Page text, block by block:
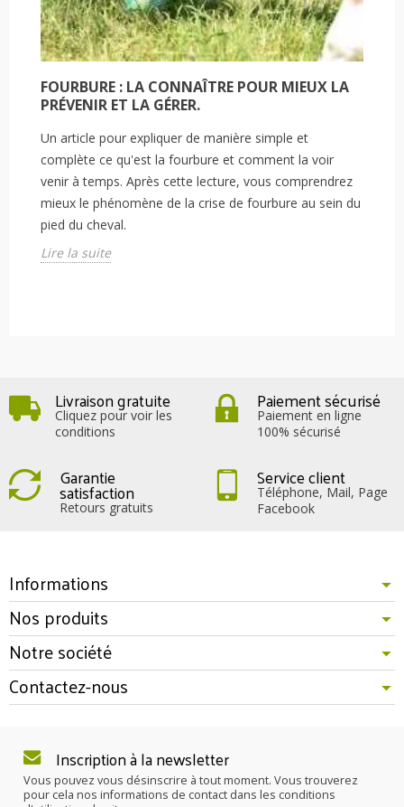
FOURBURE : LA CONNAÎTRE POUR MIEUX LA
PRÉVENIR ET LA GÉRER.
Un article pour expliquer de manière simple et
complète ce qu'est la fourbure et comment la voir
venir à temps. Après cette lecture, vous comprendrez
mieux le phénomène de la crise de fourbure au sein du
pied du cheval.
Lire la suite
Livraison gratuite
Cliquez pour voir les
conditions
Paiement sécurisé
Paiement en ligne
100% sécurisé
Garantie
satisfaction
Retours gratuits
Service client
Téléphone, Mail, Page
Facebook
Informations
Nos produits
Notre société
Contactez-nous
Inscription à la newsletter
Vous pouvez vous désinscrire à tout moment. Vous trouverez
pour cela nos informations de contact dans les conditions